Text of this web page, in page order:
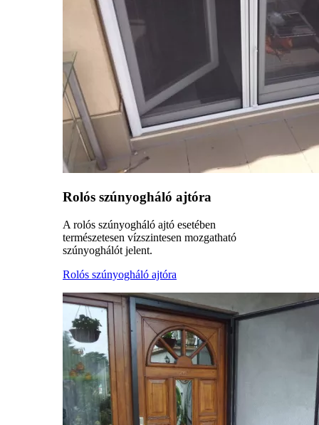
Rolós szúnyogháló ajtóra
A rolós szúnyogháló ajtó esetében
természetesen vízszintesen mozgatható
szúnyoghálót jelent.
Rolós szúnyogháló ajtóra